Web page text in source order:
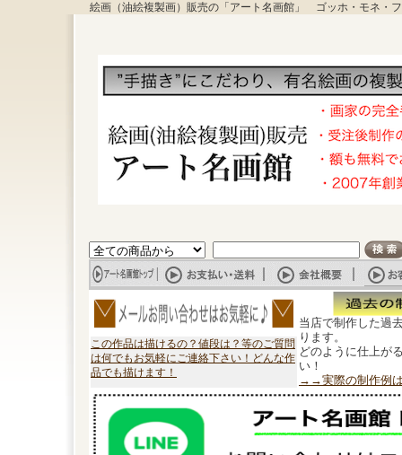
絵画（油絵複製画）販売の「アート名画館」 ゴッホ・モネ・
この作品は描けるの？値段は？等のご質問
は何でもお気軽にご連絡下さい！どんな作
品でも描けます！
当店で制作した過
ります。
どのように仕上が
い！
→→実際の制作例